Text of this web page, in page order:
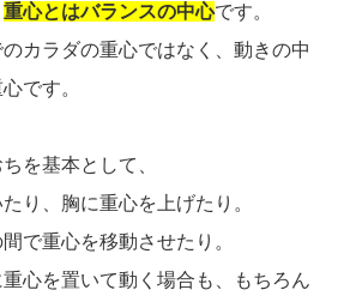
重心とはバランスの中心です。
カラダの重心ではなく、動きの中
です。
を基本として、
り、胸に重心を上げたり。
で重心を移動させたり。
心を置いて動く場合も、もちろん